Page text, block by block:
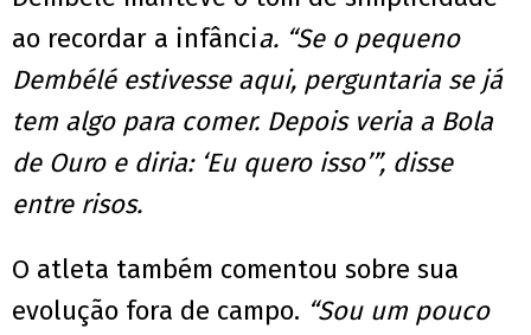
ao recordar a infância. “Se o pequeno
Dembélé estivesse aqui, perguntaria se já
tem algo para comer. Depois veria a Bola
de Ouro e diria: ‘Eu quero isso’”, disse
entre risos.
O atleta também comentou sobre sua
evolução fora de campo. “Sou um pouco